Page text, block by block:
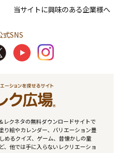
当サイトに興味のある企業様へ
式SNS
クネタの無料ダウンロードサイトで
り絵やカレンダー、バリエーション豊
めるクイズ、ゲーム、昔懐かしの童
、他では手に入らないレクリエーショ